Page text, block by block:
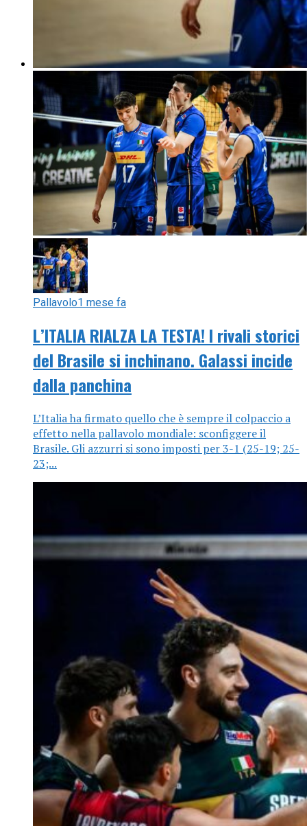
Pallavolo1 mese fa
L’ITALIA RIALZA LA TESTA! I rivali storici
del Brasile si inchinano. Galassi incide
dalla panchina
L’Italia ha firmato quello che è sempre il colpaccio a
effetto nella pallavolo mondiale: sconfiggere il
Brasile. Gli azzurri si sono imposti per 3-1 (25-19; 25-
23;...